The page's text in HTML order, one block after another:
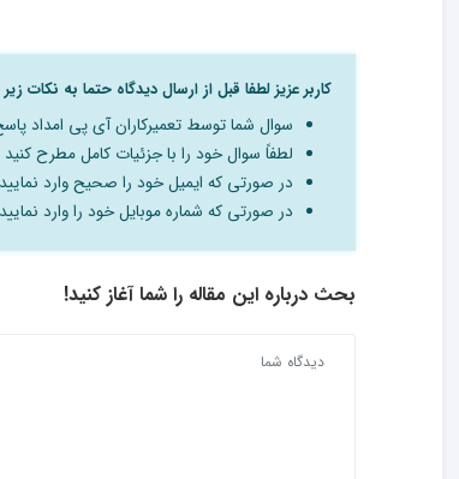
کاربر عزیز لطفا قبل از ارسال دیدگاه حتما به نکات
سوال شما توسط تعمیرکاران آی پی امداد
لطفاً سوال خود را با جزئیات کامل مطرح کنید
در صورتی که ایمیل خود را صحیح وارد
در صورتی که شماره موبایل خود را وارد
بحث درباره این مقاله را شما آغاز کنید!